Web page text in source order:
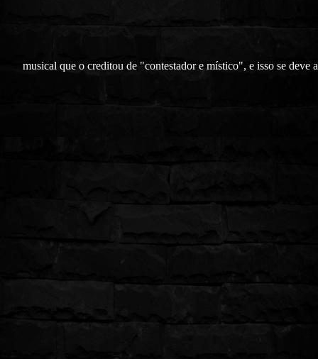
musical que o creditou de "contestador e místico", e isso se deve